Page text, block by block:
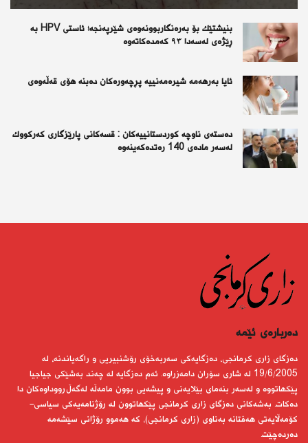
بنیشتێك بۆ بەرەنگاربوونەوەی شێرپەنجە؛ ئاستی HPV بە
ڕێژەی لەسەدا ٩٣ كەمدەكاتەوە
ئايا به‌رهه‌مه‌ شيره‌مه‌نييه‌ پڕچه‌وره‌كان ده‌بنه‌ هۆى قه‌ڵه‌وه‌ى
دەستەی ناوچە كوردستانییەكان : قسەكانی پارێزگاری كەركووك
لەسەر مادەی 140 رەتدەكەینەوە
دەربارەى ئێمە
دەزگای زاری كرمانجی، دەزگایەكی سەربەخۆی رۆشنبیریی و راگەیاندنە، لە
19/6/2005 لە شاری سۆران دامەزراوە. ئەم دەزگایە لە چەند بەشێكی جیاجیا
پێكهاتووە و لەسەر بنەمای بێلایەنی و پیشەیی بوون مامەڵە لەگەڵ رووداوەكان دا
دەكات. بەشەكانی دەزگای زاری كرمانجی پێكهاتوون لە رۆژنامەیەكی سیاسی-
كۆمەڵایەتی هەفتانە بەناوی (زاری كرمانجی)، كە هەموو رۆژانی سێشەمە
دەردەچێت.